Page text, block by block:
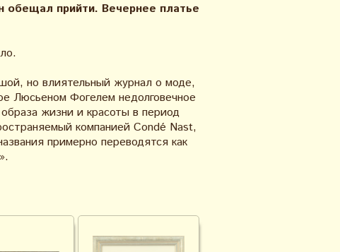
обещал прийти. Вечернее платье
но влиятельный журнал о моде,
Люсьеном Фогелем недолговечное
жизни и красоты в период
компанией Condé Nast,
примерно переводятся как